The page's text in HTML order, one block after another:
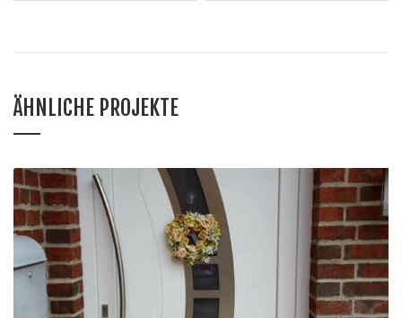
ÄHNLICHE PROJEKTE